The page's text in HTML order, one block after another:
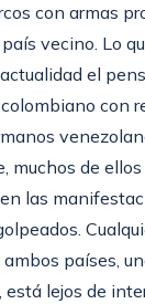
con armas
vecino. Lo
el
con
muchos de
las
países,
está lejos de